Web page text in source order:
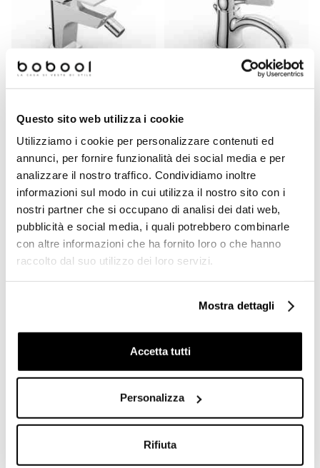
Questo sito web utilizza i cookie
Utilizziamo i cookie per personalizzare contenuti ed
annunci, per fornire funzionalità dei social media e per
analizzare il nostro traffico. Condividiamo inoltre
informazioni sul modo in cui utilizza il nostro sito con i
nostri partner che si occupano di analisi dei dati web,
pubblicità e social media, i quali potrebbero combinarle
con altre informazioni che ha fornito loro o che hanno
raccolto dal suo utilizzo dei loro servizi.
Mostra dettagli
Accetta tutti
Personalizza
Rifiuta
Miscelatore bidet cromato
stile moderno - serie 100,
Rubinetterie Zazzeri
Richiedi preventivo
Miscelatore lavabo con leva
in ceramica, cromato - 902
Classic, Zazzeri
Richiedi preventivo
Miscelatore lavabo scarico
100, Rubinetterie Zazzeri
Richiedi preventivo
Rubinetto bidet monoforo
- KENT 2, Zazzeri
Richiedi preventivo